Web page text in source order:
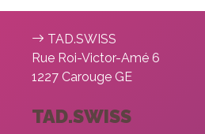
TAD.SWISS
Rue Roi-Victor-Amé 6
1227 Carouge GE
TAD.SWISS